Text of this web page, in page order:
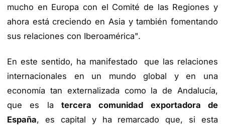
mucho en Europa con el Comité de las Regiones y
ahora está creciendo en Asia y también fomentando
sus relaciones con Iberoamérica".
En este sentido, ha manifestado que las relaciones
internacionales en un mundo global y en una
economía tan externalizada como la de Andalucía,
que es la tercera comunidad exportadora de
España, es capital y ha remarcado que, si esta